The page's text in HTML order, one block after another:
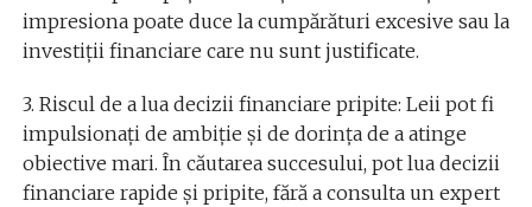
impresiona poate duce la cumpărături excesive sau la
investiții financiare care nu sunt justificate.
3. Riscul de a lua decizii financiare pripite: Leii pot fi
impulsionați de ambiție și de dorința de a atinge
obiective mari. În căutarea succesului, pot lua decizii
financiare rapide și pripite, fără a consulta un expert